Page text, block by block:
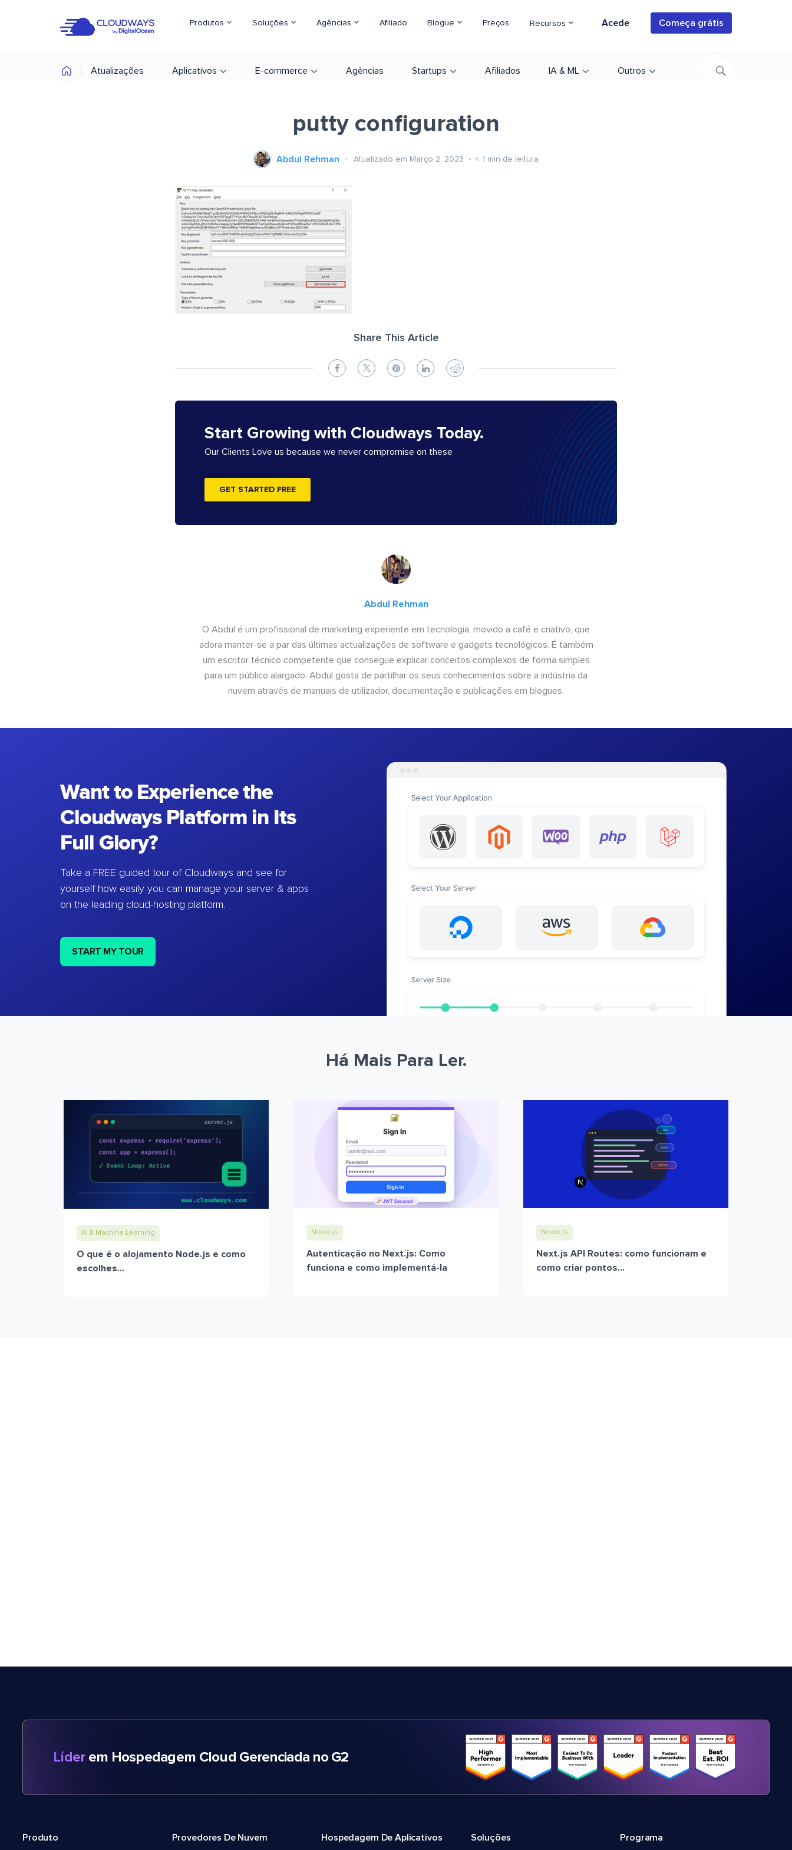
Produtos Soluções Agências Afiliado Blogue Preços Recursos Acede Começa grátis
Atualizações Aplicativos E-commerce Agências Startups Afiliados IA & ML Outros
putty configuration
Abdul Rehman Atualizado em Março 2, 2023 < 1 min de leitura
Share This Article
Start Growing with Cloudways Today.
Our Clients Love us because we never compromise on these
GET STARTED FREE
Abdul Rehman
O Abdul é um profissional de marketing experiente em tecnologia, movido a café e criativo, que
adora manter-se a par das últimas actualizações de software e gadgets tecnológicos. É também
um escritor técnico competente que consegue explicar conceitos complexos de forma simples
para um público alargado. Abdul gosta de partilhar os seus conhecimentos sobre a indústria da
nuvem através de manuais de utilizador, documentação e publicações em blogues.
Want to Experience the
Cloudways Platform in Its
Full Glory?
Take a FREE guided tour of Cloudways and see for
yourself how easily you can manage your server & apps
on the leading cloud-hosting platform.
START MY TOUR
Há Mais Para Ler.
AI & Machine Learning
O que é o alojamento Node.js e como
escolhes...
Node.js
Autenticação no Next.js: Como
funciona e como implementá-la
Node.js
Next.js API Routes: como funcionam e
como criar pontos...
Líder em Hospedagem Cloud Gerenciada no G2
Produto Provedores De Nuvem Hospedagem De Aplicativos Soluções Programa